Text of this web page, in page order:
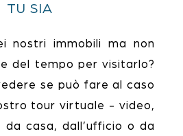
TU SIA
nostri immobili ma non
del tempo per visitarlo?
se può fare al caso
tour virtuale - video,
casa, dall’ufficio o da